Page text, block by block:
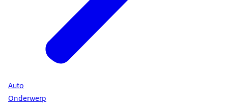
Auto
Onderwerp